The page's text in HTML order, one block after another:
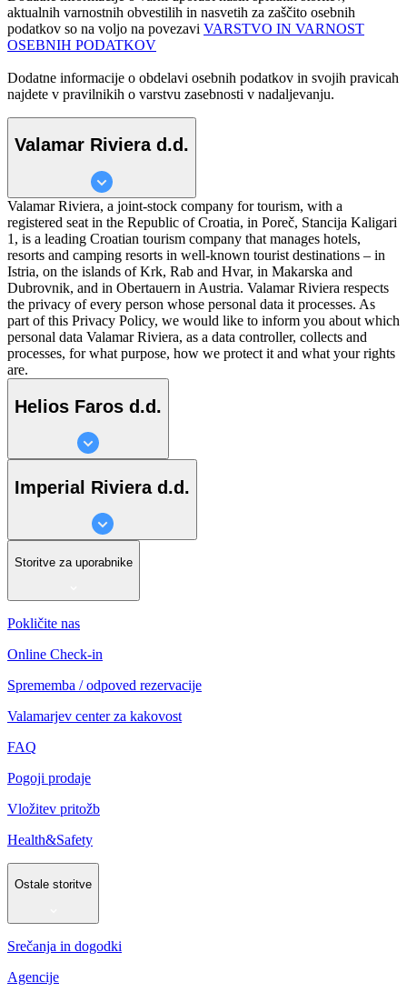
aktualnih varnostnih obvestilih in nasvetih za zaščito osebnih
podatkov so na voljo na povezavi VARSTVO IN VARNOST
OSEBNIH PODATKOV
Dodatne informacije o obdelavi osebnih podatkov in svojih pravicah
najdete v pravilnikih o varstvu zasebnosti v nadaljevanju.
Valamar Riviera d.d.
Valamar Riviera, a joint-stock company for tourism, with a
registered seat in the Republic of Croatia, in Poreč, Stancija Kaligari
1, is a leading Croatian tourism company that manages hotels,
resorts and camping resorts in well-known tourist destinations – in
Istria, on the islands of Krk, Rab and Hvar, in Makarska and
Dubrovnik, and in Obertauern in Austria. Valamar Riviera respects
the privacy of every person whose personal data it processes. As
part of this Privacy Policy, we would like to inform you about which
personal data Valamar Riviera, as a data controller, collects and
processes, for what purpose, how we protect it and what your rights
are.
Helios Faros d.d.
Imperial Riviera d.d.
Storitve za uporabnike
Pokličite nas
Online Check-in
Sprememba / odpoved rezervacije
Valamarjev center za kakovost
FAQ
Pogoji prodaje
Vložitev pritožb
Health&Safety
Ostale storitve
Srečanja in dogodki
Agencije